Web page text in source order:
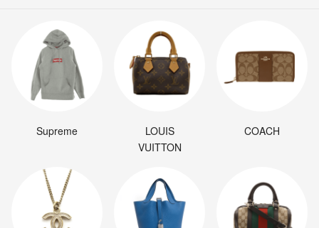
Supreme
LOUIS
VUITTON
COACH